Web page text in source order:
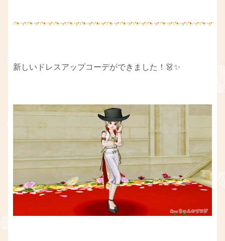
新しいドレスアップコーデができました！👗✨